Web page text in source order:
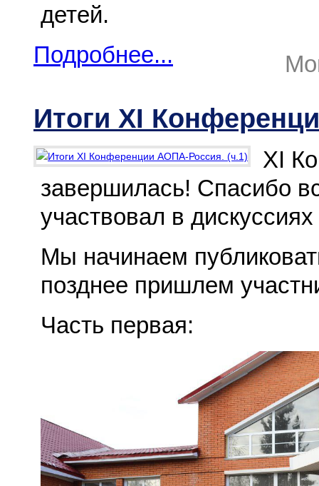
детей.
Подробнее...
Итоги XI
XI
завершилась! Спасибо
участвовал в
Мы начинаем
позднее пришлем
Часть первая: